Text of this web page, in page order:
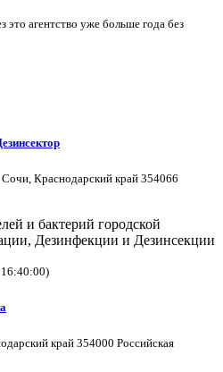
это агентство уже больше года без
Краснодарский край 354066
и бактерий городской
Дезинфекции и Дезинсекции
16:40:00)
край 354000 Российская